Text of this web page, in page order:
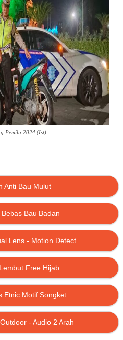
Pemilu 2024 (Ist)
Anti Bau Mulut
Bau Badan
Lens - Motion Detect
Free Hijab
Etnic Motif Songket
- Audio 2 Arah